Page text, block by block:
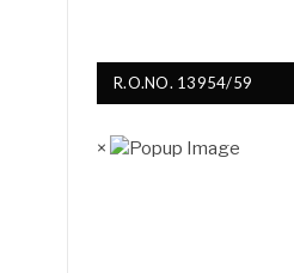
R.O.NO. 13954/59
×